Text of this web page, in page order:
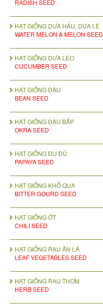
RADISH SEED
HẠT GIỐNG DƯA HẤU, DƯA LÊ
WATER MELON & MELON SEED
HẠT GIỐNG DƯA LEO
CUCUMBER SEED
HẠT GIỐNG ĐẬU
BEAN SEED
HAT GIỐNG ĐẬU BẮP
OKRA SEED
HẠT GIỐNG ĐU ĐỦ
PAPAYA SEED
HẠT GIỐNG KHỔ QUA
BITTER GOURD SEED
HẠT GIỐNG ỚT
CHILI SEED
HẠT GIỐNG RAU ĂN LÁ
LEAF VEGETABLES SEED
HẠT GIỐNG RAU THƠM
HERB SEED